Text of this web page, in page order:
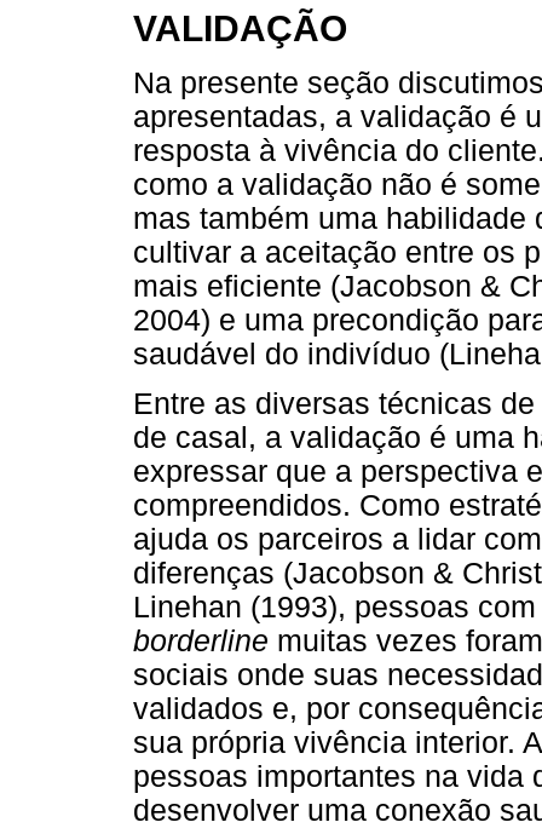
VALIDAÇÃO
Na presente seção
apresentadas, a validação é
resposta à vivência do
como a validação não é
mas também uma
cultivar a aceitação entre os
mais eficiente (Jacobson &
2004) e uma precondição
saudável do indivíduo
Entre as diversas técnicas
de casal, a validação é uma
expressar que a perspectiva
compreendidos. Como
ajuda os parceiros a lidar
diferenças (Jacobson &
Linehan (1993), pessoas
borderline muitas vezes
sociais onde suas
validados e, por
sua própria vivência interior.
pessoas importantes na vida
desenvolver uma conexão